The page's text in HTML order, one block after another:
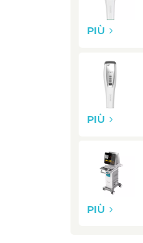
PIÙ
PIÙ
PIÙ